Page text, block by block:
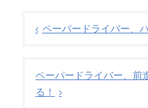
稿
ビ
ゲ
ペーパードライバー、
ペーパードライバー、前
る！